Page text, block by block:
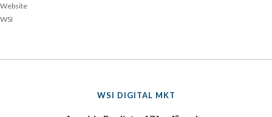
Website
WSI
WSI DIGITAL MKT